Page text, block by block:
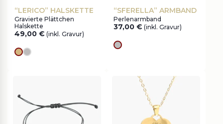
“LERICO” HALSKETTE
Gravierte Plättchen
Halskette
49,00 € (inkl. Gravur)
Goldes
silver
“SFERELLA” ARMBAND
Perlenarmband
37,00 € (inkl. Gravur)
silver